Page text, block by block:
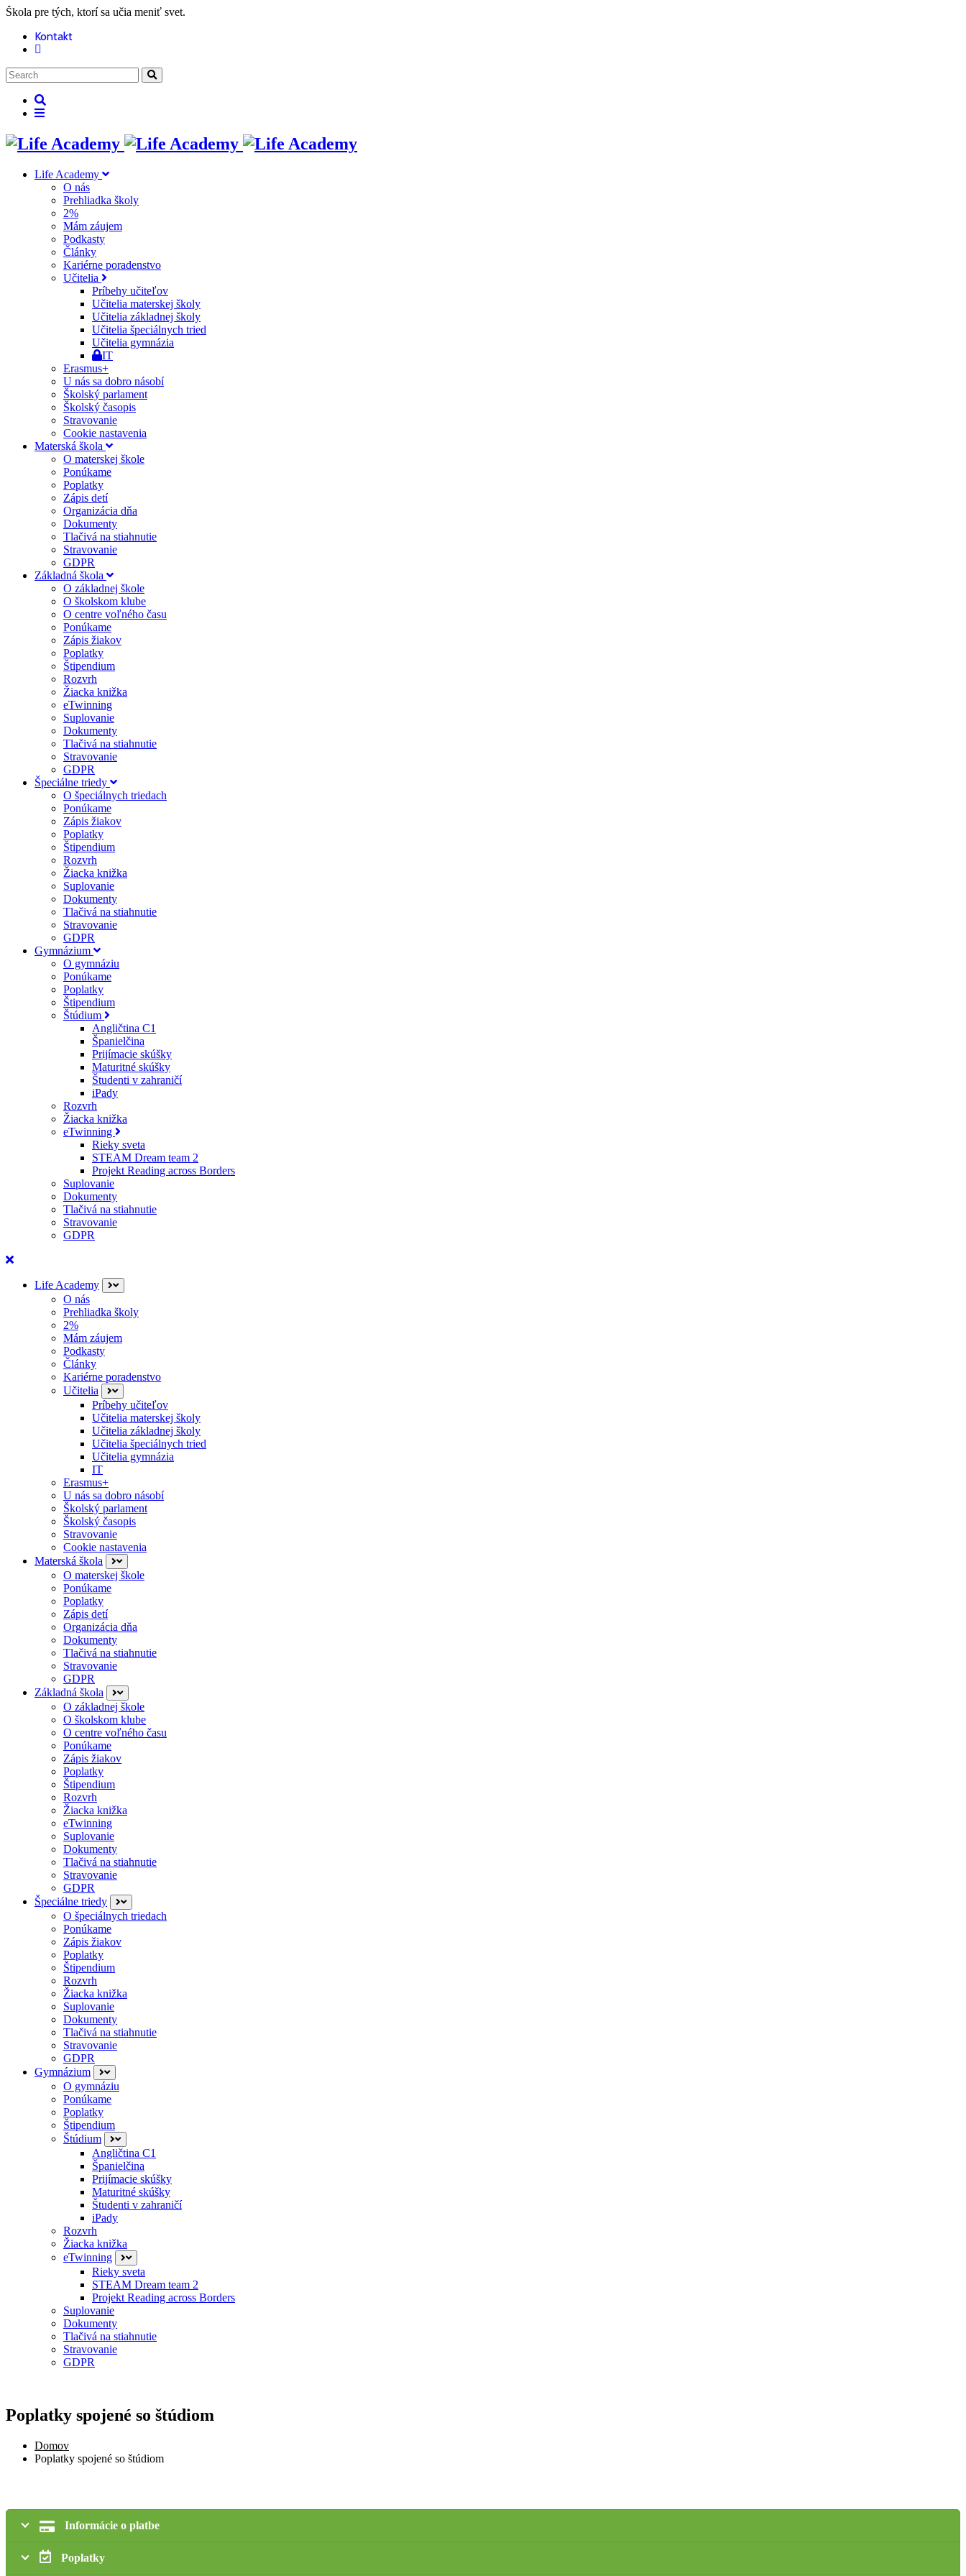
Škola pre tých, ktorí sa učia meniť svet.
Kontakt
Life Academy
O nás
Prehliadka školy
2%
Mám záujem
Podkasty
Články
Kariérne poradenstvo
Učitelia
Príbehy učiteľov
Učitelia materskej školy
Učitelia základnej školy
Učitelia špeciálnych tried
Učitelia gymnázia
IT
Erasmus+
U nás sa dobro násobí
Školský parlament
Školský časopis
Stravovanie
Cookie nastavenia
Materská škola
O materskej škole
Ponúkame
Poplatky
Zápis detí
Organizácia dňa
Dokumenty
Tlačivá na stiahnutie
Stravovanie
GDPR
Základná škola
O základnej škole
O školskom klube
O centre voľného času
Ponúkame
Zápis žiakov
Poplatky
Štipendium
Rozvrh
Žiacka knižka
eTwinning
Suplovanie
Dokumenty
Tlačivá na stiahnutie
Stravovanie
GDPR
Špeciálne triedy
O špeciálnych triedach
Ponúkame
Zápis žiakov
Poplatky
Štipendium
Rozvrh
Žiacka knižka
Suplovanie
Dokumenty
Tlačivá na stiahnutie
Stravovanie
GDPR
Gymnázium
O gymnáziu
Ponúkame
Poplatky
Štipendium
Štúdium
Angličtina C1
Španielčina
Prijímacie skúšky
Maturitné skúšky
Študenti v zahraničí
iPady
Rozvrh
Žiacka knižka
eTwinning
Rieky sveta
STEAM Dream team 2
Projekt Reading across Borders
Suplovanie
Dokumenty
Tlačivá na stiahnutie
Stravovanie
GDPR
Life Academy
O nás
Prehliadka školy
2%
Mám záujem
Podkasty
Články
Kariérne poradenstvo
Učitelia
Príbehy učiteľov
Učitelia materskej školy
Učitelia základnej školy
Učitelia špeciálnych tried
Učitelia gymnázia
IT
Erasmus+
U nás sa dobro násobí
Školský parlament
Školský časopis
Stravovanie
Cookie nastavenia
Materská škola
O materskej škole
Ponúkame
Poplatky
Zápis detí
Organizácia dňa
Dokumenty
Tlačivá na stiahnutie
Stravovanie
GDPR
Základná škola
O základnej škole
O školskom klube
O centre voľného času
Ponúkame
Zápis žiakov
Poplatky
Štipendium
Rozvrh
Žiacka knižka
eTwinning
Suplovanie
Dokumenty
Tlačivá na stiahnutie
Stravovanie
GDPR
Špeciálne triedy
O špeciálnych triedach
Ponúkame
Zápis žiakov
Poplatky
Štipendium
Rozvrh
Žiacka knižka
Suplovanie
Dokumenty
Tlačivá na stiahnutie
Stravovanie
GDPR
Gymnázium
O gymnáziu
Ponúkame
Poplatky
Štipendium
Štúdium
Angličtina C1
Španielčina
Prijímacie skúšky
Maturitné skúšky
Študenti v zahraničí
iPady
Rozvrh
Žiacka knižka
eTwinning
Rieky sveta
STEAM Dream team 2
Projekt Reading across Borders
Suplovanie
Dokumenty
Tlačivá na stiahnutie
Stravovanie
GDPR
Poplatky spojené so štúdiom
Domov
Poplatky spojené so štúdiom
Informácie o platbe
Poplatky